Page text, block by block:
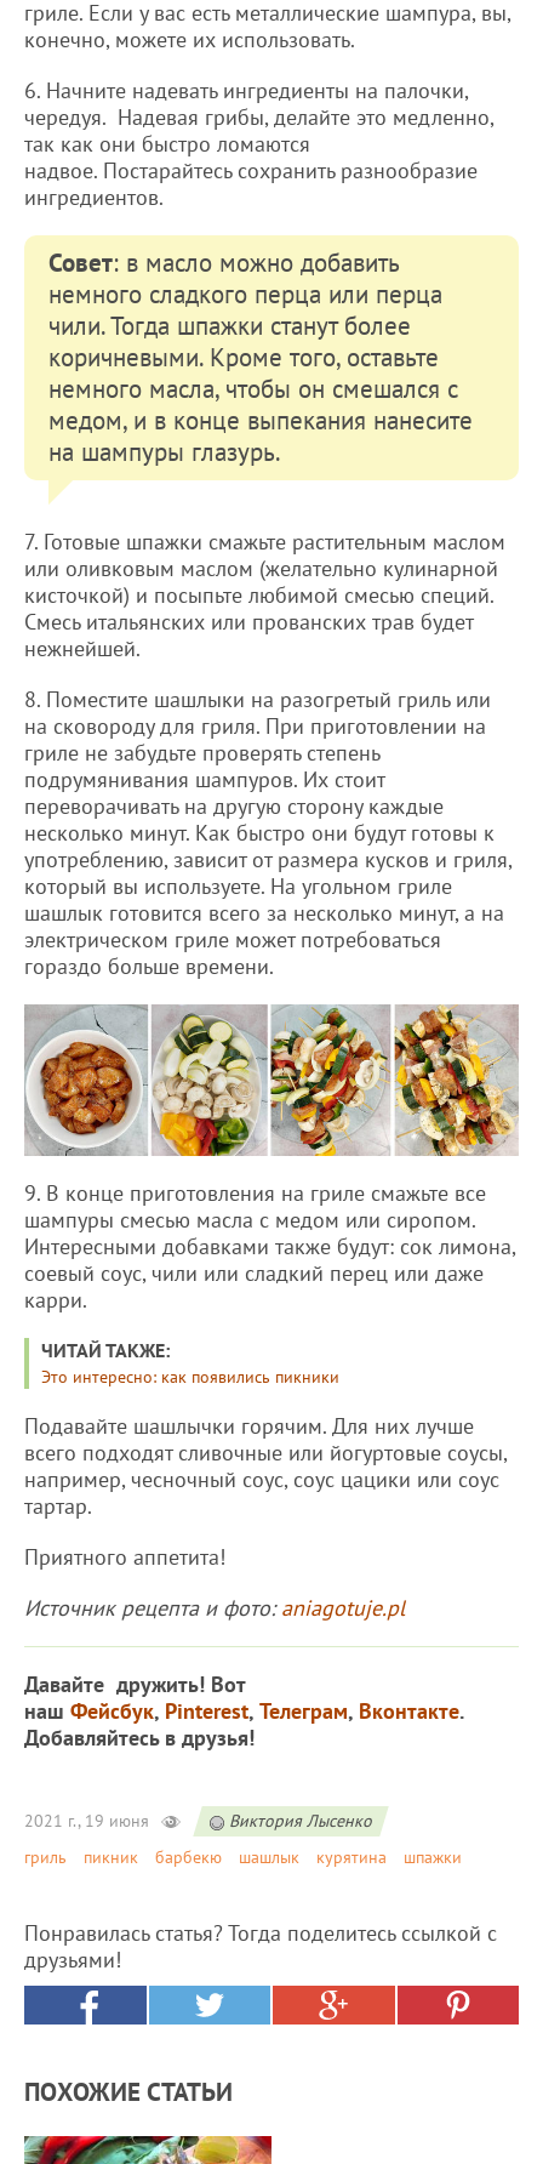
гриле. Если у вас есть металлические шампура, вы,
конечно, можете их использовать.
6. Начните надевать ингредиенты на палочки,
чередуя. Надевая грибы, делайте это медленно,
так как они быстро ломаются
надвое. Постарайтесь сохранить разнообразие
ингредиентов.
Совет: в масло можно добавить
немного сладкого перца или перца
чили. Тогда шпажки станут более
коричневыми. Кроме того, оставьте
немного масла, чтобы он смешался с
медом, и в конце выпекания нанесите
на шампуры глазурь.
7. Готовые шпажки смажьте растительным маслом
или оливковым маслом (желательно кулинарной
кисточкой) и посыпьте любимой смесью специй.
Смесь итальянских или прованских трав будет
нежнейшей.
8. Поместите шашлыки на разогретый гриль или
на сковороду для гриля. При приготовлении на
гриле не забудьте проверять степень
подрумянивания шампуров. Их стоит
переворачивать на другую сторону каждые
несколько минут. Как быстро они будут готовы к
употреблению, зависит от размера кусков и гриля,
который вы используете. На угольном гриле
шашлык готовится всего за несколько минут, а на
электрическом гриле может потребоваться
гораздо больше времени.
9. В конце приготовления на гриле смажьте все
шампуры смесью масла с медом или сиропом.
Интересными добавками также будут: сок лимона,
соевый соус, чили или сладкий перец или даже
карри.
ЧИТАЙ ТАКЖЕ:
Это интересно: как появились пикники
Подавайте шашлычки горячим. Для них лучше
всего подходят сливочные или йогуртовые соусы,
например, чесночный соус, соус цацики или соус
тартар.
Приятного аппетита!
Источник рецепта и фото:aniagotuje.pl
Давайте дружить! Вот
наш Фейсбук, Pinterest, Телеграм, Вконтакте.
Добавляйтесь в друзья!
2021 г., 19 июня
Виктория Лысенко
гриль
пикник барбекю шашлык курятина шпажки
Понравилась статья? Тогда поделитесь ссылкой с
друзьями!
ПОХОЖИЕ СТАТЬИ